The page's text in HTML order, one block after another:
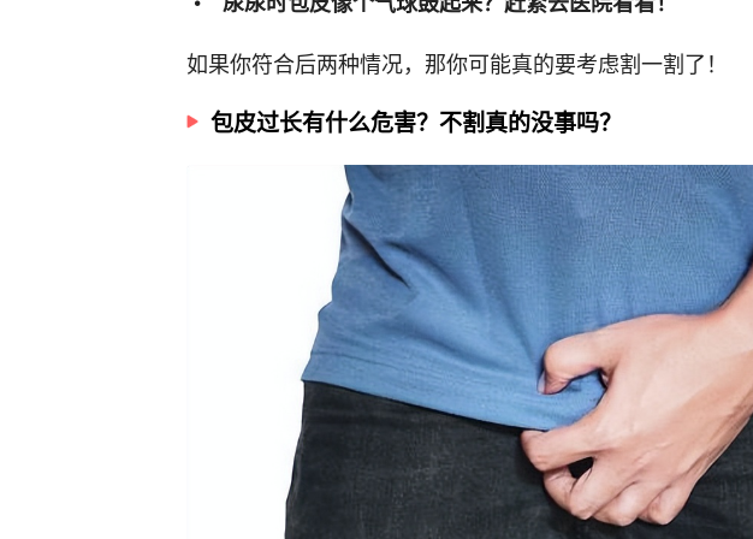
如果你符合后两种情况，那你可能真的要考虑割一割了！
包皮过长有什么危害？不割真的没事吗？